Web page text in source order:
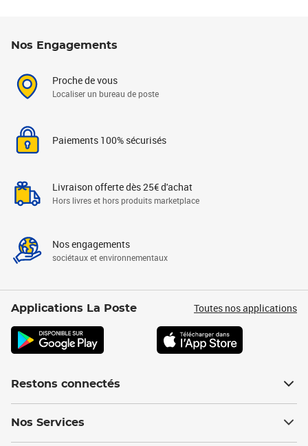
Nos Engagements
Proche de vous
Localiser un bureau de poste
Paiements 100% sécurisés
Livraison offerte dès 25€ d'achat
Hors livres et hors produits marketplace
Nos engagements
sociétaux et environnementaux
Applications La Poste Toutes nos applications
Restons connectés
Nos Services